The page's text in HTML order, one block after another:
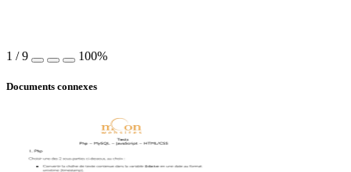
1 /9 100%
Documents connexes